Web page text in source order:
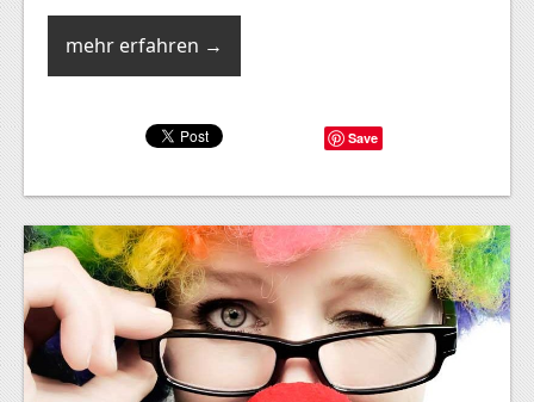
mehr erfahren →
Save